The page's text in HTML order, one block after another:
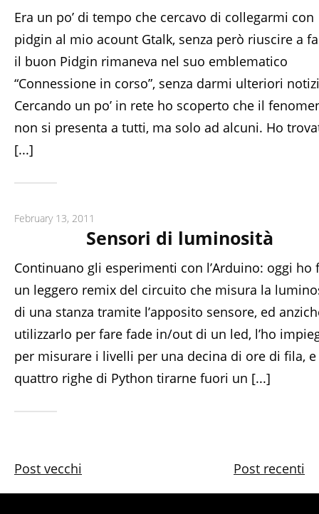
Era un po’ di tempo che cercavo di collegarmi con
pidgin al mio acount Gtalk, senza però riuscire a
il buon Pidgin rimaneva nel suo emblematico
“Connessione in corso”, senza darmi ulteriori
Cercando un po’ in rete ho scoperto che il
non si presenta a tutti, ma solo ad alcuni. Ho
[...]
February 13, 2011
Sensori di luminosità
Continuano gli esperimenti con l’Arduino: oggi ho
un leggero remix del circuito che misura la
di una stanza tramite l’apposito sensore, ed
utilizzarlo per fare fade in/out di un led, l’ho
per misurare i livelli per una decina di ore di fila,
quattro righe di Python tirarne fuori un [...]
Post recenti
Post vecchi